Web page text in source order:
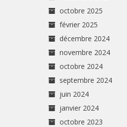
octobre 2025
février 2025
décembre 2024
novembre 2024
octobre 2024
septembre 2024
juin 2024
janvier 2024
octobre 2023